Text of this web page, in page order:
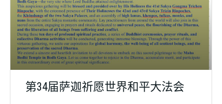
第34届萨迦祈愿世界和平大法会